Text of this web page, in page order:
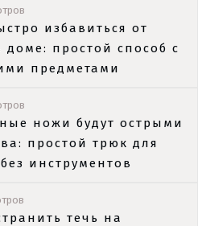
избавиться от
простой способ с
предметами
ножи будут острыми
простой трюк для
инструментов
течь на